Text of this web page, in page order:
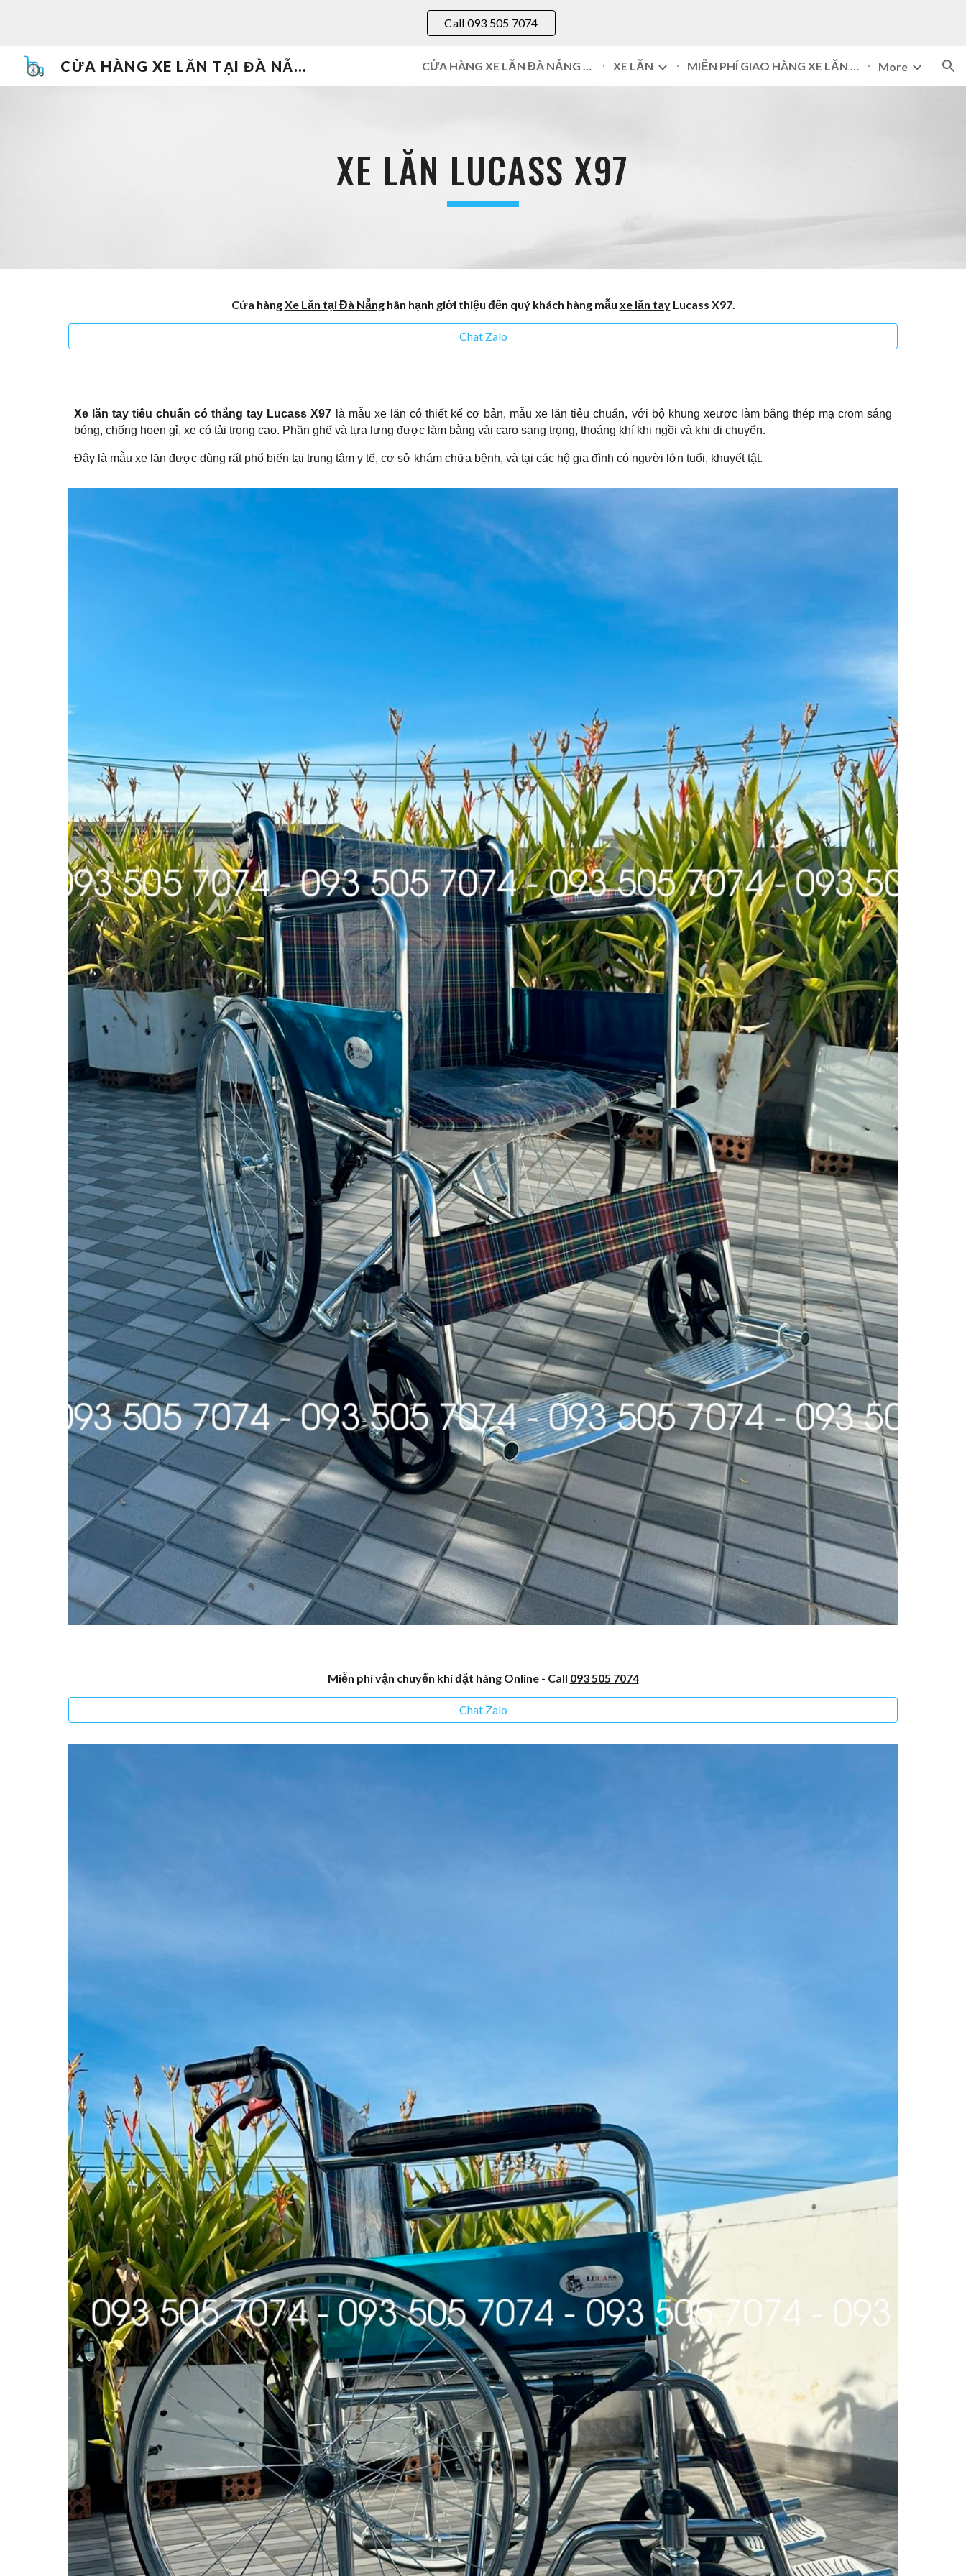
Call 093 505 7074
CỬA HÀNG XE LĂN TẠI ĐÀ NẴNG 093 505 7074 CỬA HÀNG XE LĂN ĐÀ NẴNG 093 505 7074 XE LĂN MIỄN PHÍ GIAO HÀNG XE LĂN ĐÀ NẴNG 093 505 7074 More
XE LĂN LUCASS X97
Cửa hàngXe Lăn tại Đà Nẵnghân hạnh giới thiệu đến quý khách hàng mẫu xe lăn tayLucass X97.
Chat Zalo
Xe lăn tay tiêu chuẩn có thắng tay Lucass X97 là mẫu xe lăn có thiết kế cơ bản, mẫu xe lăn tiêu chuẩn, với bộ khung xeược làm bằng thép mạ crom sáng
bóng, chống hoen gỉ, xe có tải trọng cao. Phần ghế và tựa lưng được làm bằng vải caro sang trọng, thoáng khí khi ngồi và khi di chuyển.
Đây là mẫu xe lăn được dùng rất phổ biến tại trung tâm y tế, cơ sở khám chữa bệnh, và tại các hộ gia đình có người lớn tuổi, khuyết tật.
Miễn phí vận chuyển khi đặt hàng Online - Call 093 505 7074
Chat Zalo